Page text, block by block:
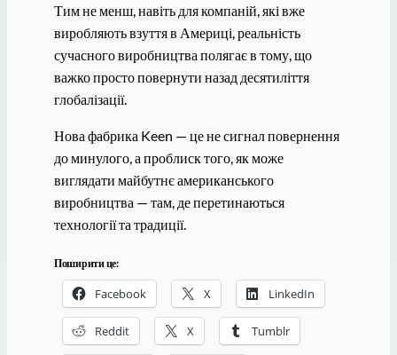
Тим не менш, навіть для компаній, які вже
виробляють взуття в Америці, реальність
сучасного виробництва полягає в тому, що
важко просто повернути назад десятиліття
глобалізації.
Нова фабрика Keen — це не сигнал повернення
до минулого, а проблиск того, як може
виглядати майбутнє американського
виробництва — там, де перетинаються
технології та традиції.
Поширити це:
Facebook X LinkedIn
Reddit X Tumblr